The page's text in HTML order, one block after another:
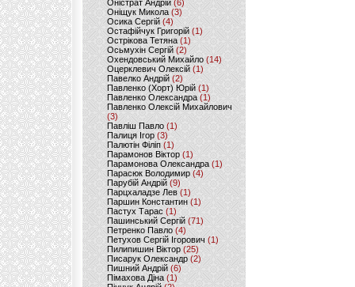
Оністрат Андрій (6)
Оніщук Микола (3)
Осика Сергій(4)
Остафійчук Григорій(1)
Острікова Тетяна (1)
Осьмухін Сергій (2)
Охендовський Михайло (14)
Оцерклевич Олексій (1)
Павелко Андрій (2)
Павленко (Хорт) Юрій (1)
Павленко Олександра (1)
Павленко Олексій Михайлович
(3)
Павліш Павло(1)
Палиця Ігор (3)
Палютін Філіп(1)
Парамонов Віктор (1)
Парамонова Олександра(1)
Парасюк Володимир(4)
Парубій Андрій (9)
Парцхаладзе Лев (1)
Паршин Константин(1)
Пастух Тарас (1)
Пашинський Сергій (71)
Петренко Павло (4)
Петухов Сергій Ігорович (1)
Пилипишин Віктор(25)
Писарук Олександр(2)
Пишний Андрій (6)
Пімахова Діна(1)